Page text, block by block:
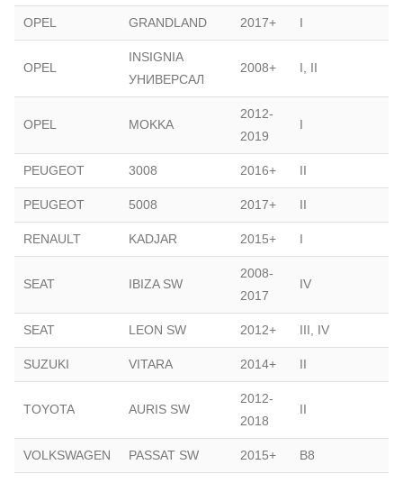
OPEL GRANDLAND 2017+ I
OPEL
INSIGNIA
УНИВЕРСАЛ
2008+ I, II
OPEL MOKKA
2012-
2019
I
PEUGEOT 3008 2016+ II
PEUGEOT 5008 2017+ II
RENAULT KADJAR 2015+ I
SEAT IBIZA SW
2008-
2017
IV
SEAT LEON SW 2012+ III, IV
SUZUKI VITARA 2014+ II
TOYOTA AURIS SW
2012-
2018
II
VOLKSWAGEN PASSAT SW 2015+ B8